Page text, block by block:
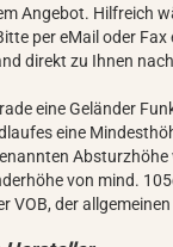
Angebot. Hilfreich
per eMail oder Fax
direkt zu Ihnen
eine Geländer
eine
Absturzhöhe
von mind.
VOB, der